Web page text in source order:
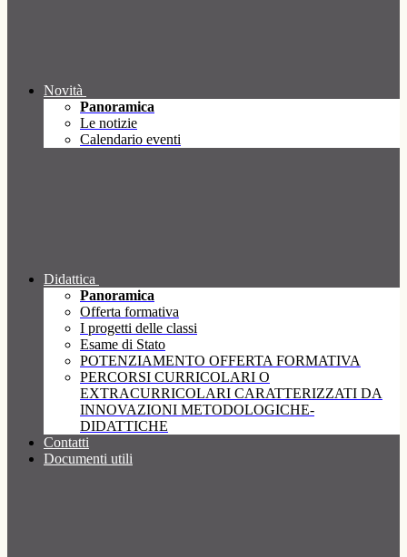
Novità
Panoramica
Le notizie
Calendario eventi
Didattica
Panoramica
Offerta formativa
I progetti delle classi
Esame di Stato
POTENZIAMENTO OFFERTA FORMATIVA
PERCORSI CURRICOLARI O
EXTRACURRICOLARI CARATTERIZZATI DA
INNOVAZIONI METODOLOGICHE-
DIDATTICHE
Contatti
Documenti utili